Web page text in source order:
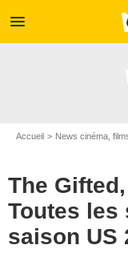
menu
Accueil News cinéma,
The
Toutes les
saison US